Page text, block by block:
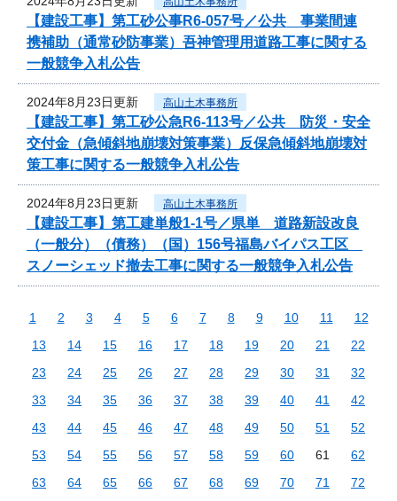
【建設工事】第工砂公事R6-057号／公共 事業間連
携補助（通常砂防事業）吾神管理用道路工事に関する
一般競争入札公告
2024年8月23日更新 高山土木事務所
【建設工事】第工砂公急R6-113号／公共 防災・安全
交付金（急傾斜地崩壊対策事業）反保急傾斜地崩壊対
策工事に関する一般競争入札公告
2024年8月23日更新 高山土木事務所
【建設工事】第工建単般1-1号／県単 道路新設改良
（一般分）（債務）（国）156号福島バイパス工区
スノーシェッド撤去工事に関する一般競争入札公告
1 2 3 4 5 6 7 8 9 10 11
12
13
14 15 16 17 18 19 20 21
22
23
24 25 26 27 28 29 30 31
32
33
34 35 36 37 38 39 40 41
42
43
44 45 46 47 48 49 50 51
52
53
54 55 56 57 58 59 60 61
62
63
64 65 66 67 68 69 70 71
72